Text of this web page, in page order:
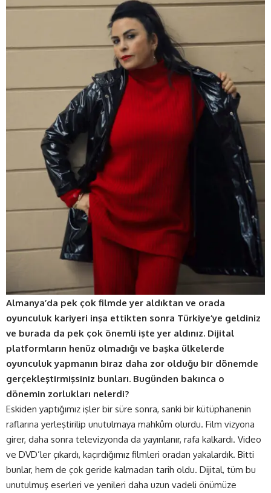
Almanya’da pek çok filmde yer aldıktan ve orada
oyunculuk kariyeri inşa ettikten sonra Türkiye’ye geldiniz
ve burada da pek çok önemli işte yer aldınız. Dijital
platformların henüz olmadığı ve başka ülkelerde
oyunculuk yapmanın biraz daha zor olduğu bir dönemde
gerçekleştirmişsiniz bunları. Bugünden bakınca o
dönemin zorlukları nelerdi?
Eskiden yaptığımız işler bir süre sonra, sanki bir kütüphanenin
raflarına yerleştirilip unutulmaya mahkûm olurdu. Film vizyona
girer, daha sonra televizyonda da yayınlanır, rafa kalkardı. Video
ve DVD’ler çıkardı, kaçırdığımız filmleri oradan yakalardık. Bitti
bunlar, hem de çok geride kalmadan tarih oldu. Dijital, tüm bu
unutulmuş eserleri ve yenileri daha uzun vadeli önümüze